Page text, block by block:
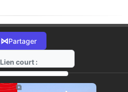
⋈Partager
Lien court :
https://radio-g.fr?2872
⧉